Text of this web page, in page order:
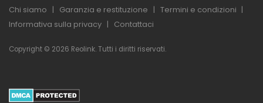
Chi siamo | Garanzia e restituzione | Termini e condizioni |
Informativa sulla privacy | Contattaci
Copyright © 2026 Reolink. Tutti i diritti riservati.